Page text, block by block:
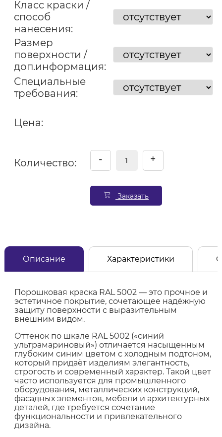
Класс краски /
способ
нанесения:
Размер
поверхности /
доп.информация:
Специальные
требования:
Цена:
Количество: - +
Заказать
Описание Характеристики
Порошковая краска RAL 5002 — это прочное и
эстетичное покрытие, сочетающее надёжную
защиту поверхности с выразительным
внешним видом.
Оттенок по шкале RAL 5002 («синий
ультрамариновый») отличается насыщенным
глубоким синим цветом с холодным подтоном,
который придаёт изделиям элегантность,
строгость и современный характер. Такой цвет
часто используется для промышленного
оборудования, металлических конструкций,
фасадных элементов, мебели и архитектурных
деталей, где требуется сочетание
функциональности и привлекательного
дизайна.